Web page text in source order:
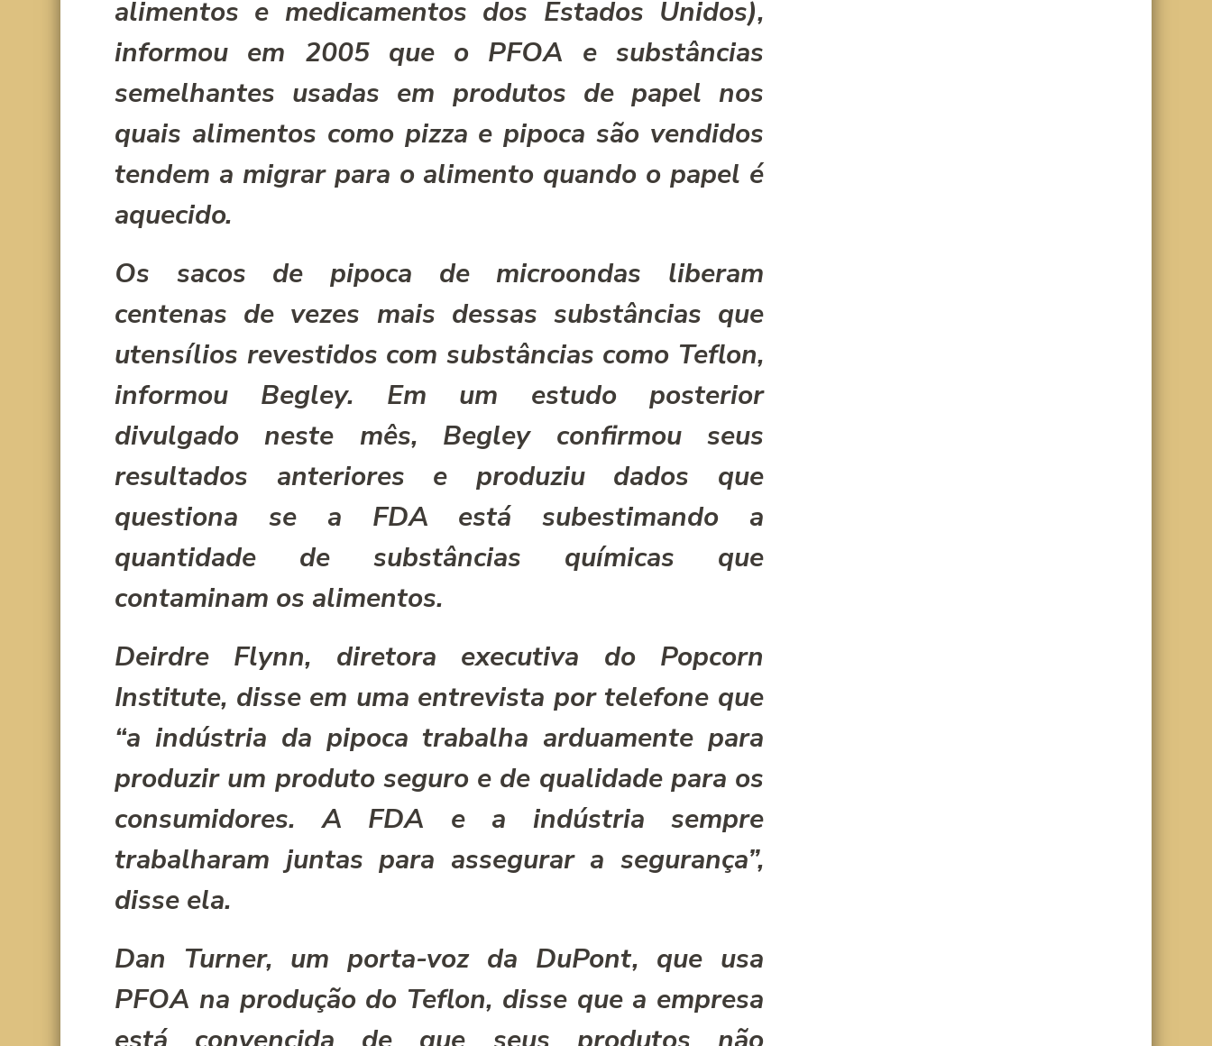
alimentos e medicamentos dos Estados Unidos),
informou em 2005 que o PFOA e substâncias
semelhantes usadas em produtos de papel nos
quais alimentos como pizza e pipoca são vendidos
tendem a migrar para o alimento quando o papel é
aquecido.
Os sacos de pipoca de microondas liberam
centenas de vezes mais dessas substâncias que
utensí­lios revestidos com substâncias como Teflon,
informou Begley. Em um estudo posterior
divulgado neste mês, Begley confirmou seus
resultados anteriores e produziu dados que
questiona se a FDA está subestimando a
quantidade de substâncias quí­micas que
contaminam os alimentos.
Deirdre Flynn, diretora executiva do Popcorn
Institute, disse em uma entrevista por telefone que
“a indústria da pipoca trabalha arduamente para
produzir um produto seguro e de qualidade para os
consumidores. A FDA e a indústria sempre
trabalharam juntas para assegurar a segurança”,
disse ela.
Dan Turner, um porta-voz da DuPont, que usa
PFOA na produção do Teflon, disse que a empresa